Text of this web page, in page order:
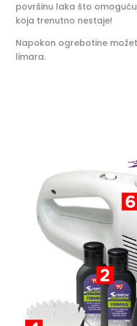
površinu laka što
koja trenutno nestaje!
Napokon ogrebotine
limara.